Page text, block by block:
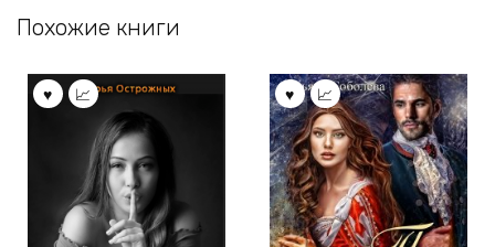
Похожие книги